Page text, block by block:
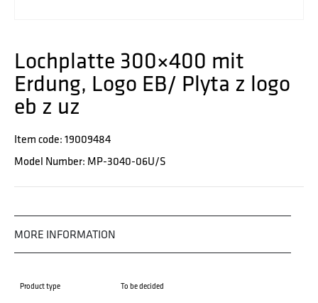
Lochplatte 300×400 mit
Erdung, Logo EB/ Plyta z logo
eb z uz
Item code: 19009484
Model Number: MP-3040-06U/S
MORE INFORMATION
Product type To be decided